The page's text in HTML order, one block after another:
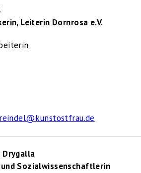
Leiterin Dornrosa e.V.
Drygalla
Sozialwissenschaftlerin